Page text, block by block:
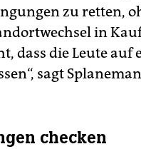
zu retten,
in
dass die Leute
sagt
checken